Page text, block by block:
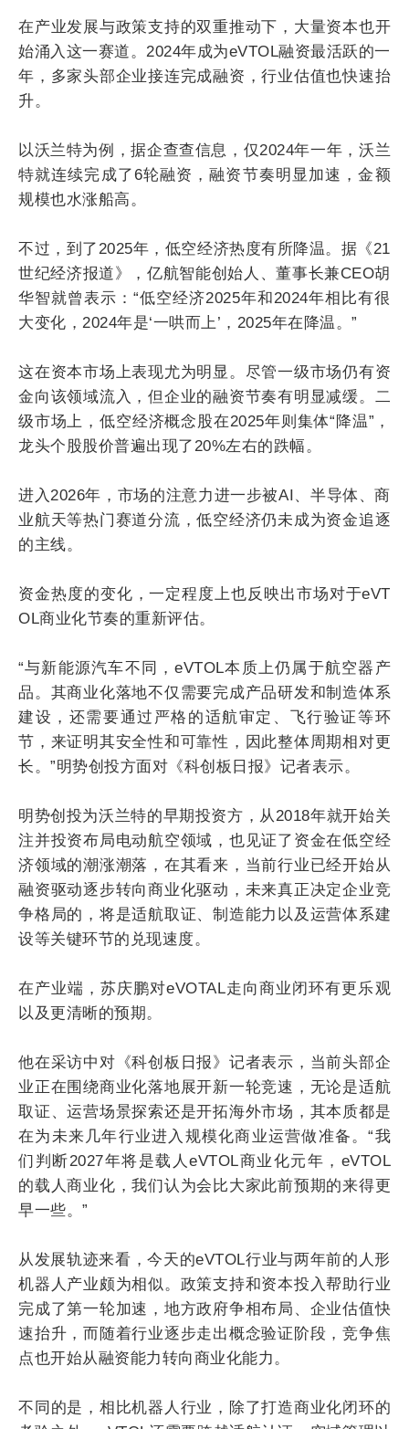
在产业发展与政策支持的双重推动下，大量资本也开
始涌入这一赛道。2024年成为eVTOL融资最活跃的一
年，多家头部企业接连完成融资，行业估值也快速抬
升。
以沃兰特为例，据企查查信息，仅2024年一年，沃兰
特就连续完成了6轮融资，融资节奏明显加速，金额
规模也水涨船高。
不过，到了2025年，低空经济热度有所降温。据《21
世纪经济报道》，亿航智能创始人、董事长兼CEO胡
华智就曾表示：“低空经济2025年和2024年相比有很
大变化，2024年是‘一哄而上’，2025年在降温。”
这在资本市场上表现尤为明显。尽管一级市场仍有资
金向该领域流入，但企业的融资节奏有明显减缓。二
级市场上，低空经济概念股在2025年则集体“降温”，
龙头个股股价普遍出现了20%左右的跌幅。
进入2026年，市场的注意力进一步被AI、半导体、商
业航天等热门赛道分流，低空经济仍未成为资金追逐
的主线。
资金热度的变化，一定程度上也反映出市场对于eVT
OL商业化节奏的重新评估。
“与新能源汽车不同，eVTOL本质上仍属于航空器产
品。其商业化落地不仅需要完成产品研发和制造体系
建设，还需要通过严格的适航审定、飞行验证等环
节，来证明其安全性和可靠性，因此整体周期相对更
长。”明势创投方面对《科创板日报》记者表示。
明势创投为沃兰特的早期投资方，从2018年就开始关
注并投资布局电动航空领域，也见证了资金在低空经
济领域的潮涨潮落，在其看来，当前行业已经开始从
融资驱动逐步转向商业化驱动，未来真正决定企业竞
争格局的，将是适航取证、制造能力以及运营体系建
设等关键环节的兑现速度。
在产业端，苏庆鹏对eVOTAL走向商业闭环有更乐观
以及更清晰的预期。
他在采访中对《科创板日报》记者表示，当前头部企
业正在围绕商业化落地展开新一轮竞速，无论是适航
取证、运营场景探索还是开拓海外市场，其本质都是
在为未来几年行业进入规模化商业运营做准备。“我
们判断2027年将是载人eVTOL商业化元年，eVTOL
的载人商业化，我们认为会比大家此前预期的来得更
早一些。”
从发展轨迹来看，今天的eVTOL行业与两年前的人形
机器人产业颇为相似。政策支持和资本投入帮助行业
完成了第一轮加速，地方政府争相布局、企业估值快
速抬升，而随着行业逐步走出概念验证阶段，竞争焦
点也开始从融资能力转向商业化能力。
不同的是，相比机器人行业，除了打造商业化闭环的